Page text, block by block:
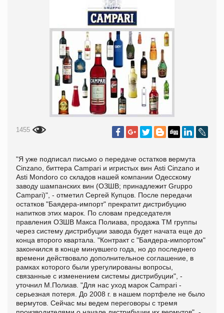
1455
"Я уже подписал письмо о передаче остатков вермута
Cinzano, биттера Campari и игристых вин Asti Cinzano и
Asti Mondoro со складов нашей компании Одесскому
заводу шампанских вин (ОЗШВ; принадлежит Gruppo
Campari)", - отметил Сергей Купцов. После передачи
остатков "Баядера-импорт" прекратит дистрибуцию
напитков этих марок. По словам председателя
правления ОЗШВ Макса Полиава, продажа ТМ группы
через систему дистрибуции завода будет начата еще до
конца второго квартала. "Контракт с "Баядера-импортом"
закончился в конце минувшего года, но до последнего
времени действовало дополнительное соглашение, в
рамках которого были урегулированы вопросы,
связанные с изменением системы дистрибуции", -
уточнил М.Полиав. "Для нас уход марок Campari -
серьезная потеря. До 2008 г. в нашем портфеле не было
вермутов. Сейчас мы ведем переговоры с тремя